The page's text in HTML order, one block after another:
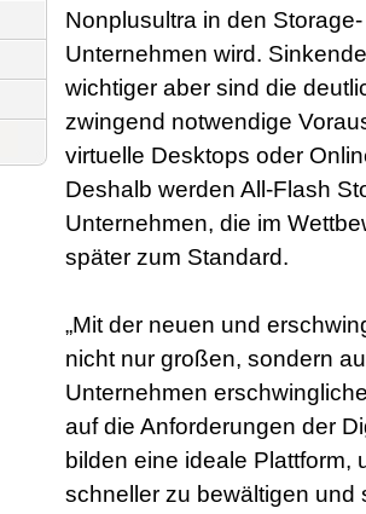
Nonplusultra in den
Unternehmen wird.
wichtiger aber sind die
zwingend notwendige
virtuelle Desktops oder
Deshalb werden All-Flash
Unternehmen, die im
später zum Standard.
„Mit der neuen und
nicht nur großen, sondern
Unternehmen
auf die Anforderungen der
bilden eine ideale Plattform,
schneller zu bewältigen und